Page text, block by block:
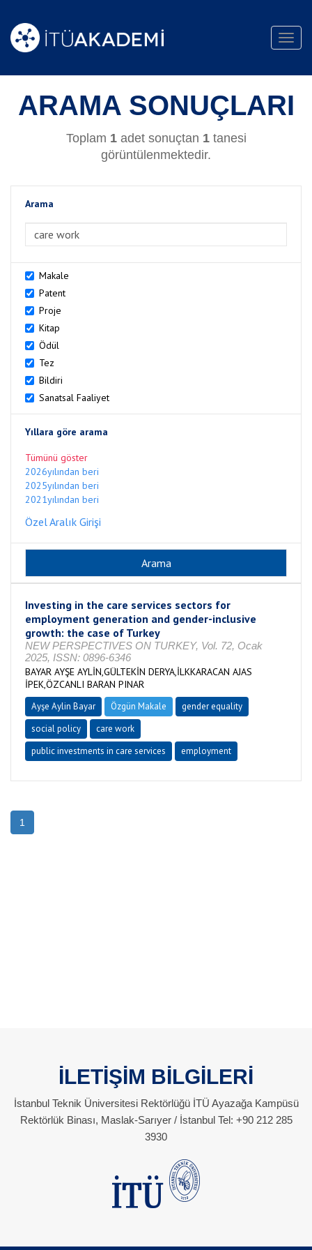
ARAMA SONUÇLARI
Toplam 1adet sonuçtan 1tanesi
görüntülenmektedir.
Arama
Makale
Patent
Proje
Kitap
Ödül
Tez
Bildiri
Sanatsal Faaliyet
Yıllara göre arama
Tümünü göster
2026yılından beri
2025yılından beri
2021yılından beri
Özel Aralık Girişi
Investing in the care services sectors for
employment generation and gender-inclusive
growth: the case of Turkey
NEW PERSPECTIVES ON TURKEY, Vol. 72, Ocak
2025, ISSN: 0896-6346
BAYAR AYŞE AYLİN,GÜLTEKİN DERYA,İLKKARACAN AJAS
İPEK,ÖZCANLI BARAN PINAR
Ayşe Aylin Bayar Özgün Makale
gender equality
social policy
care work
public investments in care services
employment
1
İLETİŞİM BİLGİLERİ
İstanbul Teknik Üniversitesi Rektörlüğü İTÜ Ayazağa Kampüsü
Rektörlük Binası, Maslak-Sarıyer / İstanbul Tel: +90 212 285
3930